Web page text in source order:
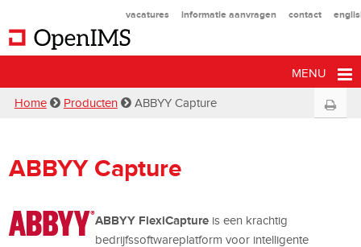
vacatures informatie aanvragen contact
MENU
Home Producten ABBYY Capture
ABBYY Capture
ABBYY FlexiCapture is een krachtig
bedrijfssoftwareplatform voor intelligente